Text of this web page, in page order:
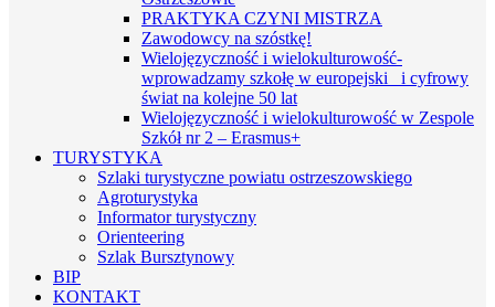
PRAKTYKA CZYNI MISTRZA
Zawodowcy na szóstkę!
Wielojęzyczność i wielokulturowość-
wprowadzamy szkołę w europejski i cyfrowy
świat na kolejne 50 lat
Wielojęzyczność i wielokulturowość w Zespole
Szkół nr 2 – Erasmus+
TURYSTYKA
Szlaki turystyczne powiatu ostrzeszowskiego
Agroturystyka
Informator turystyczny
Orienteering
Szlak Bursztynowy
BIP
KONTAKT